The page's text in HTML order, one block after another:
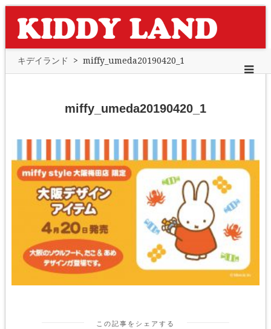
キデイランド > miffy_umeda20190420_1
miffy_umeda20190420_1
この記事をシェアする